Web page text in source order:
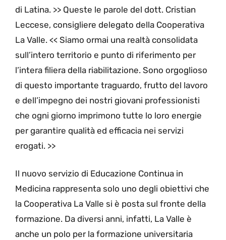
di Latina. >> Queste le parole del dott. Cristian
Leccese, consigliere delegato della Cooperativa
La Valle. << Siamo ormai una realtà consolidata
sull’intero territorio e punto di riferimento per
l’intera filiera della riabilitazione. Sono orgoglioso
di questo importante traguardo, frutto del lavoro
e dell’impegno dei nostri giovani professionisti
che ogni giorno imprimono tutte lo loro energie
per garantire qualità ed efficacia nei servizi
erogati. >>
Il nuovo servizio di Educazione Continua in
Medicina rappresenta solo uno degli obiettivi che
la Cooperativa La Valle si è posta sul fronte della
formazione. Da diversi anni, infatti, La Valle è
anche un polo per la formazione universitaria